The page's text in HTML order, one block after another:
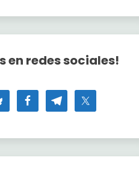
en redes sociales!